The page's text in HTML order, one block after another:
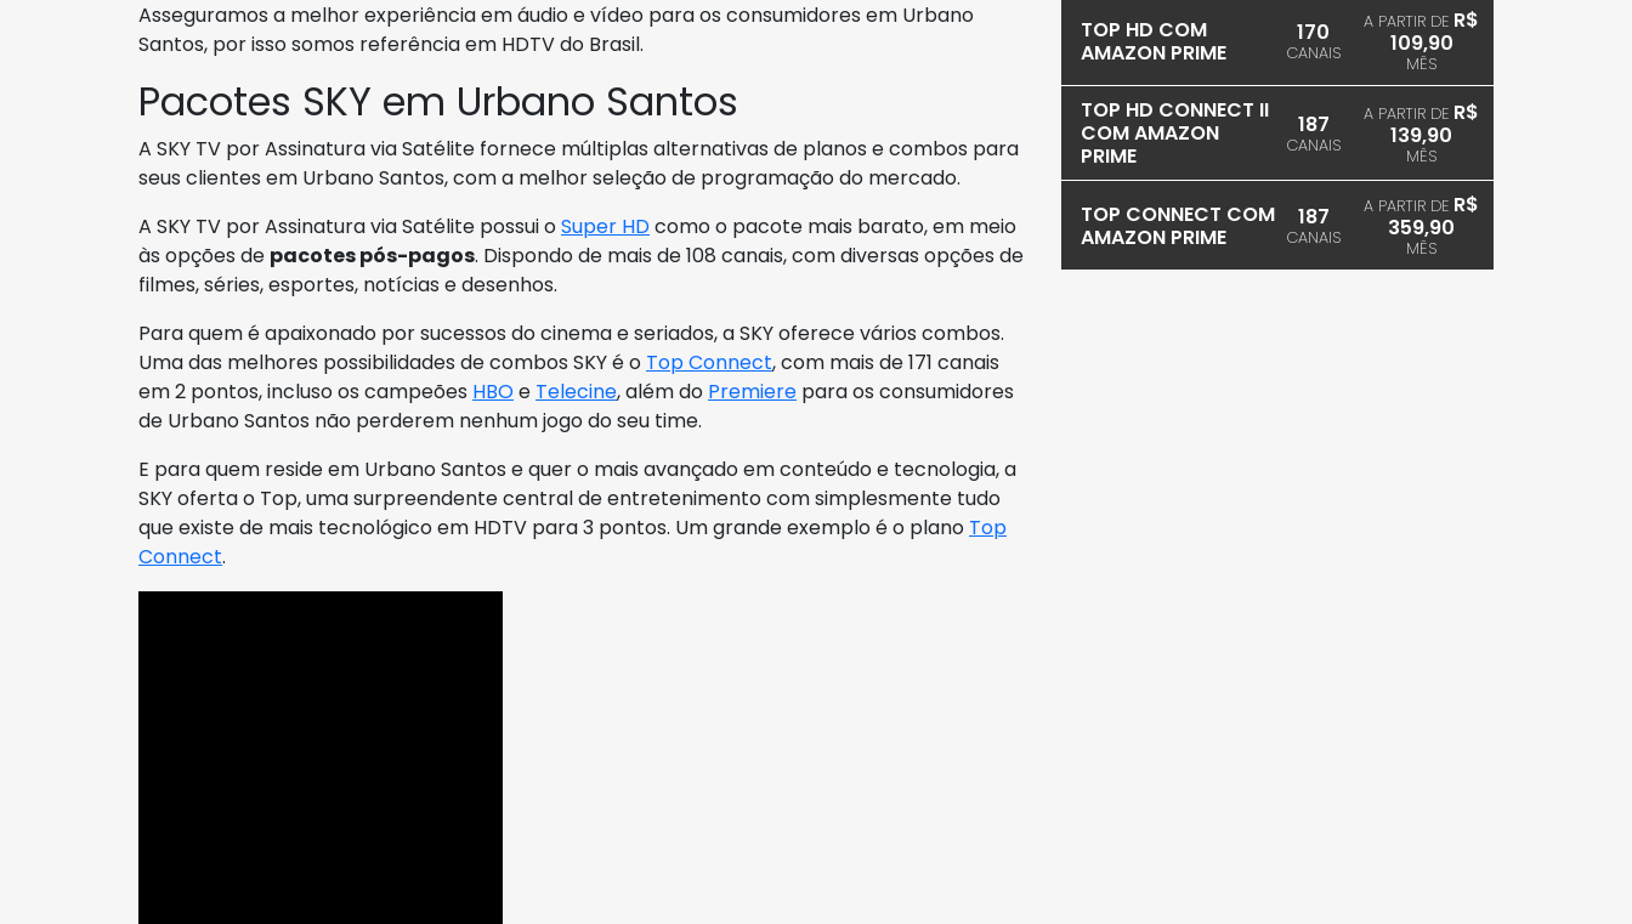
Asseguramos a melhor experiência em áudio e vídeo para os consumidores em Urbano
Santos, por isso somos referência em HDTV do Brasil.
Pacotes SKY em Urbano Santos
A SKY TV por Assinatura via Satélite fornece múltiplas alternativas de planos e combos para
seus clientes em Urbano Santos, com a melhor seleção de programação do mercado.
A SKY TV por Assinatura via Satélite possui oSuper HDcomo o pacote mais barato, em meio
às opções de pacotes pós-pagos. Dispondo de mais de 108 canais, com diversas opções de
filmes, séries, esportes, notícias e desenhos.
Para quem é apaixonado por sucessos do cinema e seriados, a SKY oferece vários combos.
Uma das melhores possibilidades de combos SKY é o Top Connect, com mais de 171 canais
em 2 pontos, incluso os campeões HBOe Telecine, além do Premiere para os consumidores
de Urbano Santos não perderem nenhum jogo do seu time.
E para quem reside em Urbano Santos e quer o mais avançado em conteúdo e tecnologia, a
SKY oferta o Top, uma surpreendente central de entretenimento com simplesmente tudo
que existe de mais tecnológico em HDTV para 3 pontos. Um grande exemplo é o plano Top
Connect.
TOP HD COM
AMAZON PRIME
170
CANAIS
A PARTIR DE R$
109,90
MÊS
TOP HD CONNECT II
COM AMAZON
PRIME
187
CANAIS
A PARTIR DE R$
139,90
MÊS
TOP CONNECT COM
AMAZON PRIME
187
CANAIS
A PARTIR DE R$
359,90
MÊS